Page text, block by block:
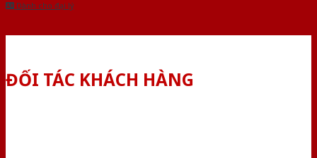
Dành cho đại lý
ĐỐI TÁC KHÁCH HÀNG